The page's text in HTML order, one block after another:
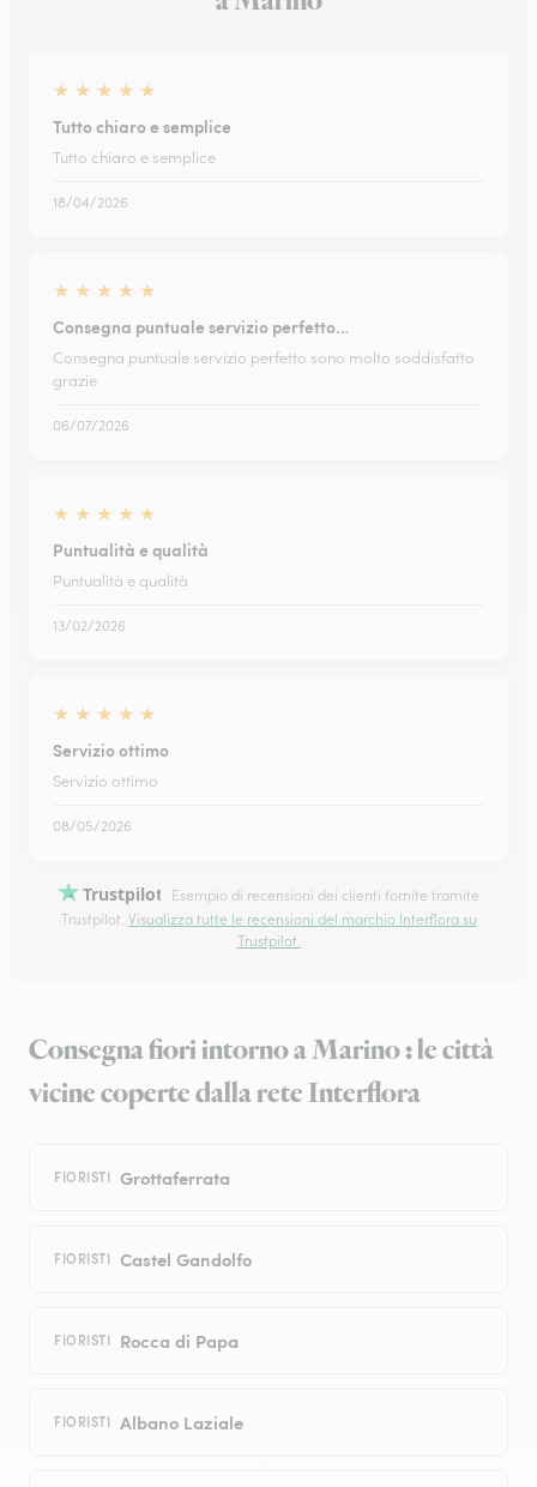
★ ★ ★ ★ ★
Tutto chiaro e semplice
Tutto chiaro e semplice
18/04/2026
★ ★ ★ ★ ★
Consegna puntuale servizio perfetto…
Consegna puntuale servizio perfetto sono molto soddisfatto
grazie
06/07/2026
★ ★ ★ ★ ★
Puntualità e qualità
Puntualità e qualità
13/02/2026
★ ★ ★ ★ ★
Servizio ottimo
Servizio ottimo
08/05/2026
Trustpilot
Esempio di recensioni dei clienti fornite tramite
Trustpilot. Visualizza tutte le recensioni del marchio Interflora su
Trustpilot.
Consegna fiori intorno a Marino : le città
vicine coperte dalla rete Interflora
FIORISTI Grottaferrata
FIORISTI Castel Gandolfo
FIORISTI Rocca di Papa
FIORISTI Albano Laziale